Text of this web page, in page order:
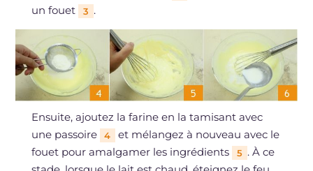
un fouet
3 .
Ensuite, ajoutez la farine en la tamisant avec
une passoire
4
et mélangez à nouveau avec le
fouet pour amalgamer les ingrédients
5 . À ce